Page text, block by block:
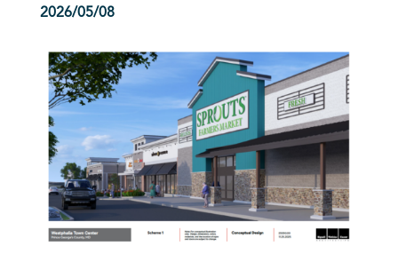
2026/05/08